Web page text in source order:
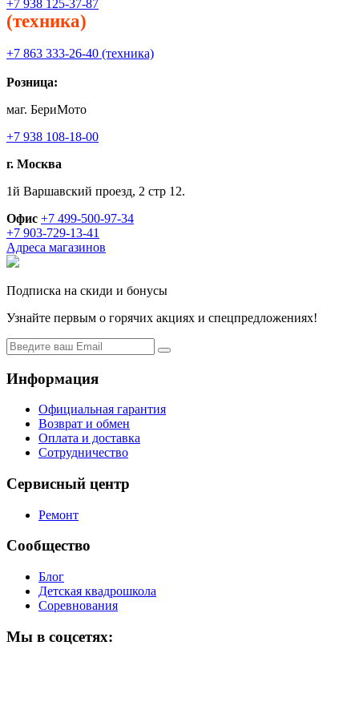
+7 938 125-37-87
(техника)
+7 863 333-26-40 (техника)
Розница:
маг. БериМото
+7 938 108-18-00
г. Москва
1й Варшавский проезд, 2 стр 12.
Офис +7 499-500-97-34
+7 903-729-13-41
Адреса магазинов
Подписка на скиди и бонусы
Узнайте первым о горячих акциях и спецпредложениях!
Информация
Официальная гарантия
Возврат и обмен
Оплата и доставка
Сотрудничество
Сервисный центр
Ремонт
Сообщество
Блог
Детская квадрошкола
Соревнования
Мы в соцсетях: